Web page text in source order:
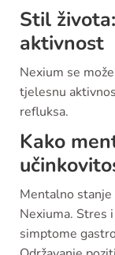
Stil
aktivnost
Nexium se
tjelesnu
refluksa.
Kako
Mentalno
Nexiuma. Stres
simptome